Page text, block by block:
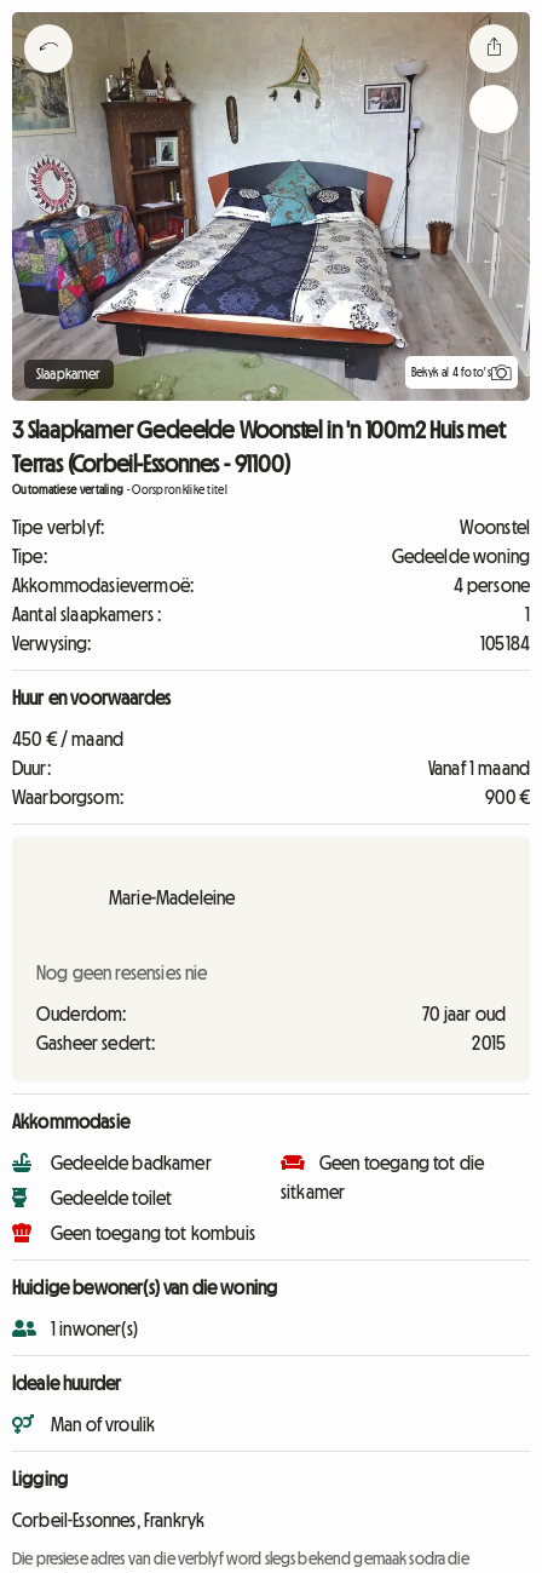
Slaapkamer Bekyk al 4 foto's
3 Slaapkamer Gedeelde Woonstel in 'n 100m2 Huis met
Terras (Corbeil-Essonnes - 91100)
Outomatiese vertaling -Oorspronklike titel
Tipe verblyf:
Woonstel
Tipe:
Gedeelde woning
Akkommodasievermoë:
4 persone
Aantal slaapkamers :
1
Verwysing:
105184
Huur en voorwaardes
450 € / maand
Duur:
Vanaf 1 maand
Waarborgsom:
900 €
Marie-Madeleine
Nog geen resensies nie
Ouderdom:
70 jaar oud
Gasheer sedert:
2015
Akkommodasie
Gedeelde badkamer
Gedeelde toilet
Geen toegang tot kombuis
Geen toegang tot die
sitkamer
Huidige bewoner(s) van die woning
1 inwoner(s)
Ideale huurder
Man of vroulik
Ligging
Corbeil-Essonnes, Frankryk
Die presiese adres van die verblyf word slegs bekend gemaak sodra die